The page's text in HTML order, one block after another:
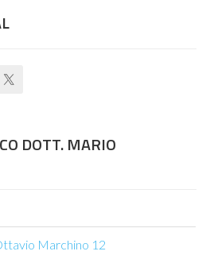
DOTT. MARIO
Marchino 12